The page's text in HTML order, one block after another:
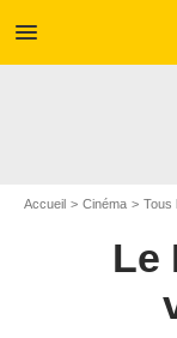
menu
Accueil Cinéma Tous
Le